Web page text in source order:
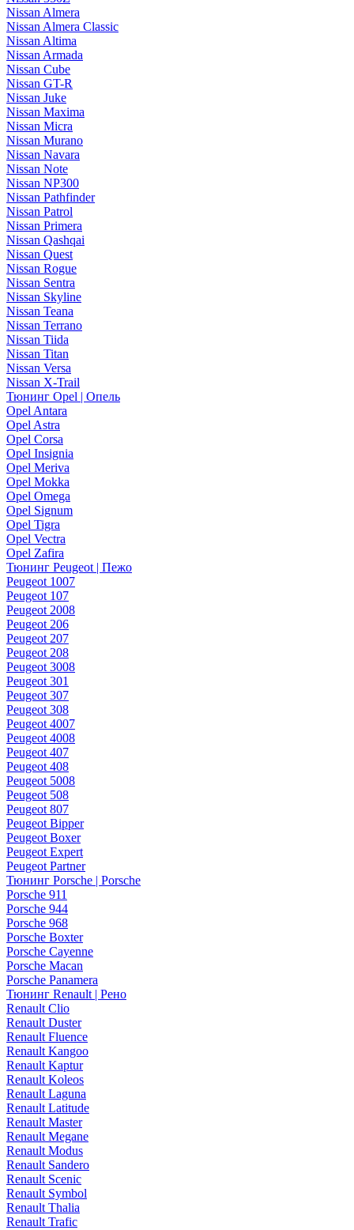
Nissan Almera
Nissan Almera Classic
Nissan Altima
Nissan Armada
Nissan Cube
Nissan GT-R
Nissan Juke
Nissan Maxima
Nissan Micra
Nissan Murano
Nissan Navara
Nissan Note
Nissan NP300
Nissan Pathfinder
Nissan Patrol
Nissan Primera
Nissan Qashqai
Nissan Quest
Nissan Rogue
Nissan Sentra
Nissan Skyline
Nissan Teana
Nissan Terrano
Nissan Tiida
Nissan Titan
Nissan Versa
Nissan X-Trail
Тюнинг Opel | Опель
Opel Antara
Opel Astra
Opel Corsa
Opel Insignia
Opel Meriva
Opel Mokka
Opel Omega
Opel Signum
Opel Tigra
Opel Vectra
Opel Zafira
Тюнинг Peugeot | Пежо
Peugeot 1007
Peugeot 107
Peugeot 2008
Peugeot 206
Peugeot 207
Peugeot 208
Peugeot 3008
Peugeot 301
Peugeot 307
Peugeot 308
Peugeot 4007
Peugeot 4008
Peugeot 407
Peugeot 408
Peugeot 5008
Peugeot 508
Peugeot 807
Peugeot Bipper
Peugeot Boxer
Peugeot Expert
Peugeot Partner
Тюнинг Porsche | Porsche
Porsche 911
Porsche 944
Porsche 968
Porsche Boxter
Porsche Cayenne
Porsche Macan
Porsche Panamera
Тюнинг Renault | Рено
Renault Clio
Renault Duster
Renault Fluence
Renault Kangoo
Renault Kaptur
Renault Koleos
Renault Laguna
Renault Latitude
Renault Master
Renault Megane
Renault Modus
Renault Sandero
Renault Scenic
Renault Symbol
Renault Thalia
Renault Trafic